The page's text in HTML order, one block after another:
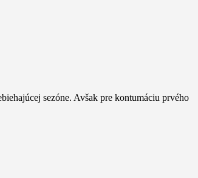
sezóne. Avšak pre kontumáciu prvého